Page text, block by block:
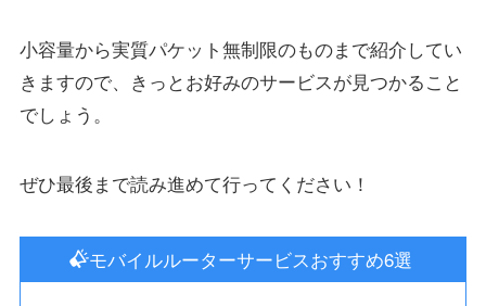
小容量から実質パケット無制限のものまで紹介してい
きますので、きっとお好みのサービスが見つかること
でしょう。
ぜひ最後まで読み進めて行ってください！
モバイルルーターサービスおすすめ6選